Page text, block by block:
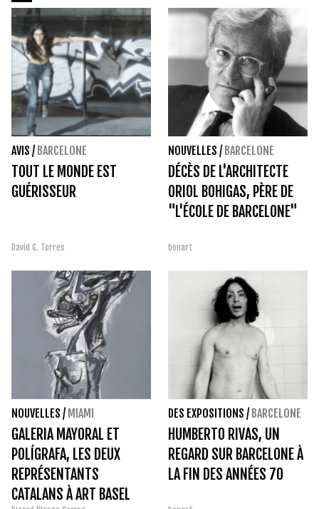
AVIS / BARCELONE
TOUT LE MONDE EST
GUÉRISSEUR
David G. Torres
NOUVELLES / BARCELONE
DÉCÈS DE L'ARCHITECTE
ORIOL BOHIGAS, PÈRE DE
"L'ÉCOLE DE BARCELONE"
bonart
NOUVELLES / MIAMI
GALERIA MAYORAL ET
POLÍGRAFA, LES DEUX
REPRÉSENTANTS
CATALANS À ART BASEL
DES EXPOSITIONS / BARCELONE
HUMBERTO RIVAS, UN
REGARD SUR BARCELONE À
LA FIN DES ANNÉES 70